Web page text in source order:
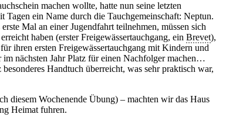
machen wollte, hatte nun seine letzten
Tagen ein Name durch die Tauchgemeinschaft: Neptun.
Mal an einer Jugendfahrt teilnehmen, müssen sich
haben (erster Freigewässertauchgang, ein Brevet),
ihren ersten Freigewässertauchgang mit Kindern und
nächsten Jahr Platz für einen Nachfolger machen…
Handtuch überreicht, was sehr praktisch war,
diesem Wochenende Übung) – machten wir das Haus
Heimat fuhren.